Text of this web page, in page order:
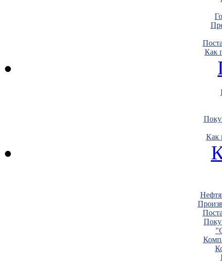
Как
Как